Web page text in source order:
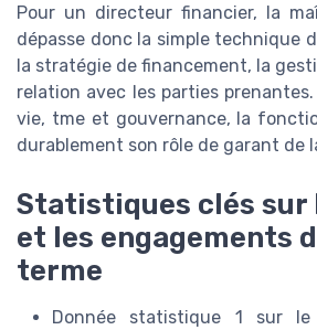
Pour un directeur financier, la
dépasse donc la simple technique
la stratégie de financement, la
relation avec les parties
vie, tme et gouvernance, la
durablement son rôle de garant de
Statistiques clés sur
et les engagements
terme
Donnée statistique 1 sur